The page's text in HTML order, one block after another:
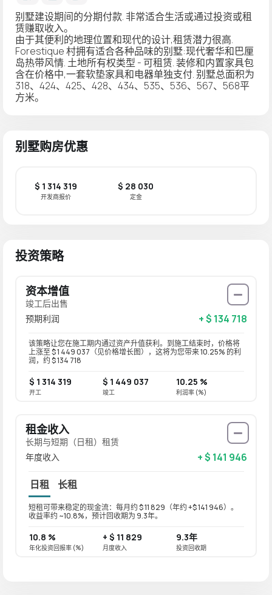
别墅建设期间的分期付款. 非常适合生活或通过投资或租
赁赚取收入。
由于其便利的地理位置和现代的设计,租赁潜力很高.
Forestique 村拥有适合各种品味的别墅:现代奢华和巴厘
岛热带风情. 土地所有权类型 - 可租赁. 装修和内置家具包
含在价格中,一套软垫家具和电器单独支付. 别墅总面积为
318、424、425、428、434、535、536、567、568平
方米。
别墅购房优惠
$ 1 314 319
开发商报价
$ 28 030
定金
投资策略
资本增值
竣工后出售
预期利润
+ $ 134 718
该策略让您在施工期内通过资产升值获利。到施工结束时，价格将
上涨至 $ 1 449 037（见价格增长图），这将为您带来 10.25% 的利
润，约 $ 134 718
$ 1 314 319
开工
$ 1 449 037
竣工
10.25 %
利润率 (%)
租金收入
长期与短期（日租）租赁
年度收入
+ $ 141 946
日租 长租
短租可带来稳定的现金流：每月约 $ 11 829（年约 +$ 141 946）。
收益率约 ~10.8%，预计回收期为 9.3年。
10.8 %
年化投资回报率 (%)
+ $ 11 829
月度收入
9.3年
投资回收期